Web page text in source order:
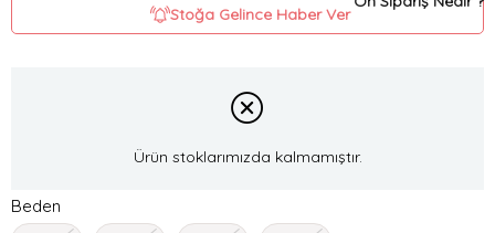
Stoğa Gelince Haber Ver
Ürün stoklarımızda kalmamıştır.
Beden